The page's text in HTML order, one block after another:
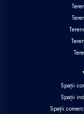
Spații
Spații
Spații